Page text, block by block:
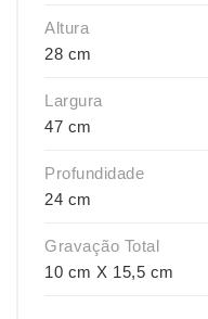
Altura
28 cm
Largura
47 cm
Profundidade
24 cm
Gravação Total
10 cm X 15,5 cm